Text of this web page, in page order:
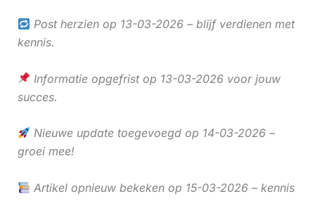
Post herzien op 13-03-2026 – blijf verdienen met
kennis.
Informatie opgefrist op 13-03-2026 voor jouw
succes.
Nieuwe update toegevoegd op 14-03-2026 –
groei mee!
Artikel opnieuw bekeken op 15-03-2026 – kennis